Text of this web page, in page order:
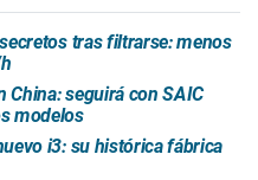
tras filtrarse: menos
China: seguirá con SAIC
modelos
i3: su histórica fábrica